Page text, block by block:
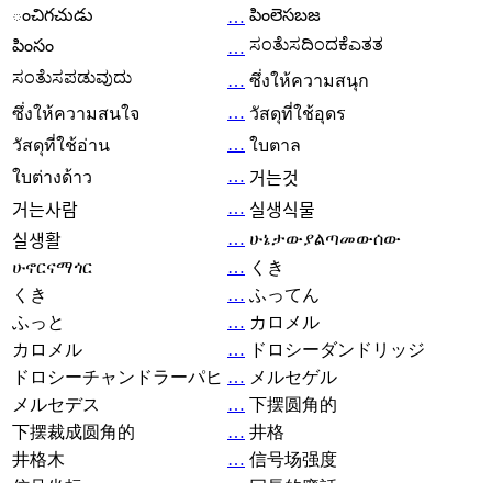
ంచిగచుడు
… పింలెసబజ
పింసం
… ಸಂತೆುಸದಿಂದಕೆಎತತ
ಸಂತೆುಸಪಡುವುದು
… ซึ่งให้ความสนุก
ซึ่งให้ความสนใจ
… วัสดุที่ใช้อุดร
วัสดุที่ใช้อ่าน
… ใบตาล
ใบต่างด้าว
… 거는것
거는사람
… 실생식물
실생활
… ሁኔታውያልጣመውሰው
ሁኖርናማጎር
… くき
くき
… ふってん
ふっと
… カロメル
カロメル
… ドロシーダンドリッジ
ドロシーチャンドラーパヒ … メルセゲル
メルセデス
… 下摆圆角的
下摆裁成圆角的
… 井格
井格木
… 信号场强度